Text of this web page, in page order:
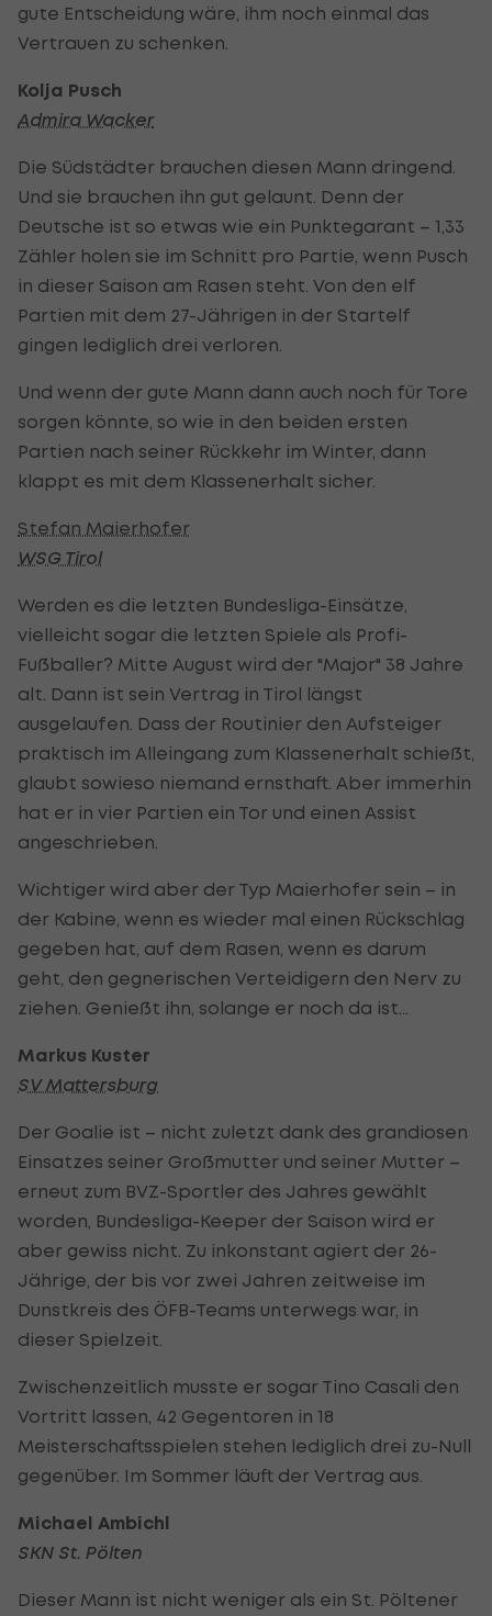
gute Entscheidung wäre, ihm noch einmal das
Vertrauen zu schenken.
Kolja Pusch
Admira Wacker
Die Südstädter brauchen diesen Mann dringend.
Und sie brauchen ihn gut gelaunt. Denn der
Deutsche ist so etwas wie ein Punktegarant – 1,33
Zähler holen sie im Schnitt pro Partie, wenn Pusch
in dieser Saison am Rasen steht. Von den elf
Partien mit dem 27-Jährigen in der Startelf
gingen lediglich drei verloren.
Und wenn der gute Mann dann auch noch für Tore
sorgen könnte, so wie in den beiden ersten
Partien nach seiner Rückkehr im Winter, dann
klappt es mit dem Klassenerhalt sicher.
Stefan Maierhofer
WSG Tirol
Werden es die letzten Bundesliga-Einsätze,
vielleicht sogar die letzten Spiele als Profi-
Fußballer? Mitte August wird der "Major" 38 Jahre
alt. Dann ist sein Vertrag in Tirol längst
ausgelaufen. Dass der Routinier den Aufsteiger
praktisch im Alleingang zum Klassenerhalt schießt,
glaubt sowieso niemand ernsthaft. Aber immerhin
hat er in vier Partien ein Tor und einen Assist
angeschrieben.
Wichtiger wird aber der Typ Maierhofer sein – in
der Kabine, wenn es wieder mal einen Rückschlag
gegeben hat, auf dem Rasen, wenn es darum
geht, den gegnerischen Verteidigern den Nerv zu
ziehen. Genießt ihn, solange er noch da ist…
Markus Kuster
SV Mattersburg
Der Goalie ist – nicht zuletzt dank des grandiosen
Einsatzes seiner Großmutter und seiner Mutter –
erneut zum BVZ-Sportler des Jahres gewählt
worden, Bundesliga-Keeper der Saison wird er
aber gewiss nicht. Zu inkonstant agiert der 26-
Jährige, der bis vor zwei Jahren zeitweise im
Dunstkreis des ÖFB-Teams unterwegs war, in
dieser Spielzeit.
Zwischenzeitlich musste er sogar Tino Casali den
Vortritt lassen, 42 Gegentoren in 18
Meisterschaftsspielen stehen lediglich drei zu-Null
gegenüber. Im Sommer läuft der Vertrag aus.
Michael Ambichl
SKN St. Pölten
Dieser Mann ist nicht weniger als ein St. Pöltener